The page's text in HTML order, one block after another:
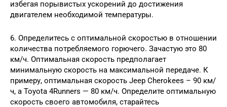
избегая порывистых ускорений до достижения
двигателем необходимой температуры.
6. Определитесь с оптимальной скоростью в отношении
количества потребляемого горючего. Зачастую это 80
км/ч. Оптимальная скорость предполагает
минимальную скорость на максимальной передаче. К
примеру, оптимальная скорость Jeep Cherokees – 90 км/
ч, а Toyota 4Runners — 80 км/ч. Определите оптимальную
скорость своего автомобиля, старайтесь